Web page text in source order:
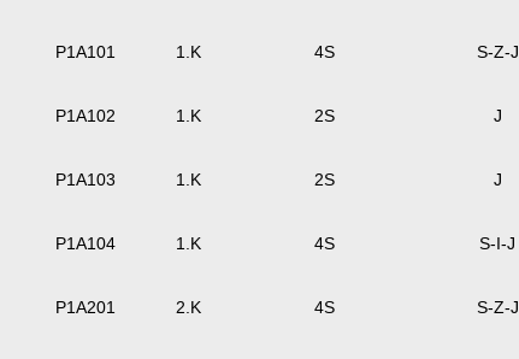
P1A101 1.K 4S S-Z-J
P1A102 1.K 2S J
P1A103 1.K 2S J
P1A104 1.K 4S S-I-J
P1A201 2.K 4S S-Z-J